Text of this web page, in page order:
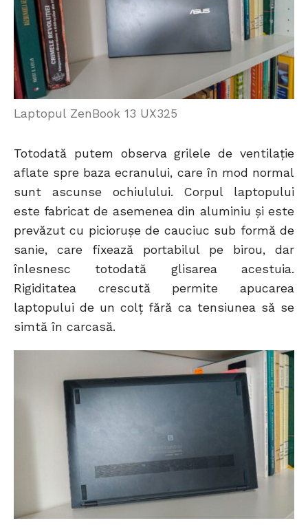
Laptopul ZenBook 13 UX325
Totodată putem observa grilele de ventilație
aflate spre baza ecranului, care în mod normal
sunt ascunse ochiulului. Corpul laptopului
este fabricat de asemenea din aluminiu și este
prevăzut cu piciorușe de cauciuc sub formă de
sanie, care fixează portabilul pe birou, dar
înlesnesc totodată glisarea acestuia.
Rigiditatea crescută permite apucarea
laptopului de un colț fără ca tensiunea să se
simtă în carcasă.